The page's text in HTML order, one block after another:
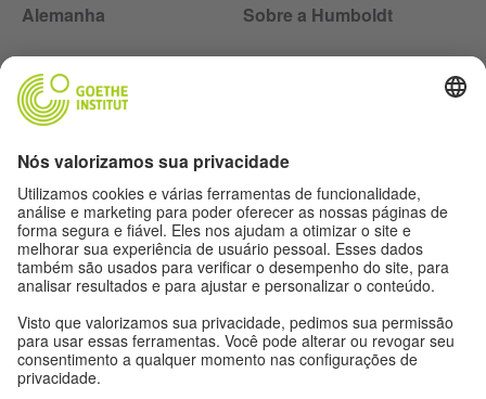
Alemanha
Sobre a Humboldt
Expediente
Proteção de dados
Termos de uso
Proteção de dados
Siga a revista Humboldt nas redes sociais